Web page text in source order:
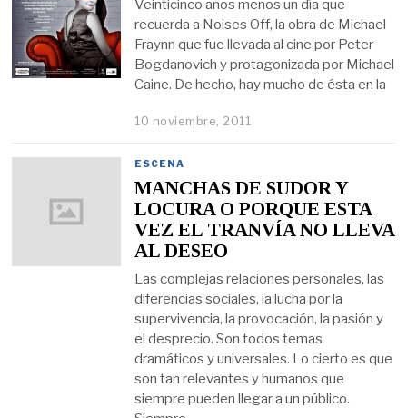
Veinticinco años menos un día que
recuerda a Noises Off, la obra de Michael
Fraynn que fue llevada al cine por Peter
Bogdanovich y protagonizada por Michael
Caine. De hecho, hay mucho de ésta en la
10 noviembre, 2011
ESCENA
MANCHAS DE SUDOR Y
LOCURA O PORQUE ESTA
VEZ EL TRANVÍA NO LLEVA
AL DESEO
Las complejas relaciones personales, las
diferencias sociales, la lucha por la
supervivencia, la provocación, la pasión y
el desprecio. Son todos temas
dramáticos y universales. Lo cierto es que
son tan relevantes y humanos que
siempre pueden llegar a un público.